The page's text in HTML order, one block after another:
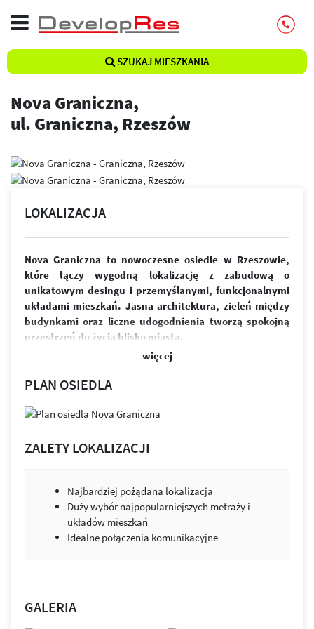
SZUKAJ MIESZKANIA
Nova Graniczna,
ul. Graniczna, Rzeszów
LOKALIZACJA
Nova Graniczna to nowoczesne osiedle w Rzeszowie,
które łączy wygodną lokalizację z zabudową o
unikatowym desingu i przemyślanymi, funkcjonalnymi
układami mieszkań. Jasna architektura, zieleń między
budynkami oraz liczne udogodnienia tworzą spokojną
przestrzeń do życia blisko miasta.
W skład osiedla wchodzi sześć budynków i ponad 370
funkcjonalnych mieszkań. Przemyślane układy
zapewniają jasne, ustawne wnętrza oraz możliwość ich
łatwej aranżacji. Przestronne balkony zapewniają
ludziom i ich potrzebom.
budynkami i praktyczne udogodnienia. Projekt łączy jasną
elewację z kolorystycznymi akcentami. Budynki zostały
wykonane z wysokiej klasy materiałów wykończeniowych.
Nie brakuje tu również miejsc parkingowych, zarówno
Zabudowa została tak zaprojektowana, by jak najwięcej
więcej
PLAN OSIEDLA
ZALETY LOKALIZACJI
Najbardziej pożądana lokalizacja
Duży wybór najpopularniejszych metraży i
układów mieszkań
Idealne połączenia komunikacyjne
GALERIA